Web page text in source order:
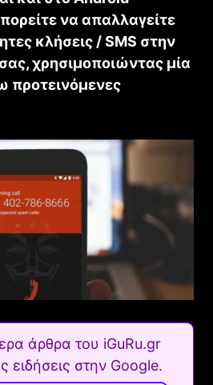
να απαλλαγείτε
κλήσεις / SMS στην
χρησιμοποιώντας μία
προτεινόμενες
άρθρα του iGuRu.gr
ειδήσεις στην Google.